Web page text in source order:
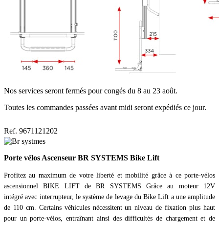
Nos services seront fermés pour congés du 8 au 23 août.
Toutes les commandes passées avant midi seront expédiés ce jour.
Ref. 9671121202
Porte vélos Ascenseur BR SYSTEMS Bike Lift
Profitez au maximum de votre liberté et mobilité grâce à ce porte-vélos
ascensionnel BIKE LIFT de BR SYSTEMS Grâce au moteur 12V
intégré avec interrupteur, le système de levage du Bike Lift a une amplitude
de 110 cm. Certains véhicules nécessitent un niveau de fixation plus haut
pour un porte-vélos, entraînant ainsi des difficultés de chargement et de